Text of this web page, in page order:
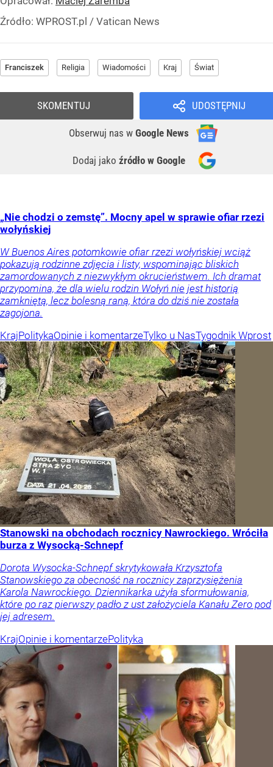
Źródło: WPROST.pl / Vatican News
Franciszek Religia Wiadomości Kraj Świat
UDOSTĘPNIJ
Obserwuj nas w Google News
Dodaj jako źródło w Google
SKOMENTUJ
„Nie chodzi o zemstę”. Mocny apel w sprawie ofiar rzezi
wołyńskiej
W Buenos Aires potomkowie ofiar rzezi wołyńskiej wciąż
pokazują rodzinne zdjęcia i listy, wspominając bliskich
zamordowanych z niezwykłym okrucieństwem. Ich dramat
przypomina, że dla wielu rodzin Wołyń nie jest historią
zamkniętą, lecz bolesną raną, która do dziś nie została
zagojona.
KrajPolitykaOpinie i komentarzeTylko u NasTygodnik Wprost
Stanowski na obchodach rocznicy Nawrockiego. Wróciła
burza z Wysocką-Schnepf
Dorota Wysocka-Schnepf skrytykowała Krzysztofa
Stanowskiego za obecność na rocznicy zaprzysiężenia
Karola Nawrockiego. Dziennikarka użyła sformułowania,
które po raz pierwszy padło z ust założyciela Kanału Zero pod
jej adresem.
KrajOpinie i komentarzePolityka